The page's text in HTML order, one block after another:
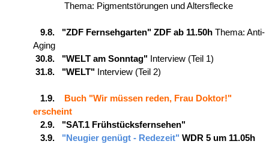
Thema: Pigmentstörungen und Altersflecke
9.8. "ZDF Fernsehgarten" ZDF ab 11.50hThema: Anti-
Aging
30.8. "WELT am Sonntag"Interview (Teil 1)
31.8. "WELT"Interview (Teil 2)
1.9. Buch "Wir müssen reden, Frau Doktor!"
erscheint
2.9. "SAT.1 Frühstücksfernsehen"
3.9. "Neugier genügt - Redezeit" WDR 5 um 11.05h